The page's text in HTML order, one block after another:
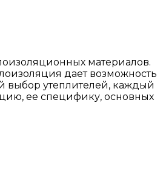
материалов.
дает возможность
выбор утеплителей, каждый
ее специфику, основных